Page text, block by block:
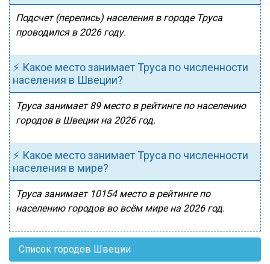
Подсчет (перепись) населения в городе Труса
проводился в 2026 году.
⚡ Какое место занимает Труса по численности
населения в Швеции?
Труса занимает 89 место в рейтинге по населению
городов в Швеции на 2026 год.
⚡ Какое место занимает Труса по численности
населения в мире?
Труса занимает 10154 место в рейтинге по
населению городов во всём мире на 2026 год.
Список городов Швеции